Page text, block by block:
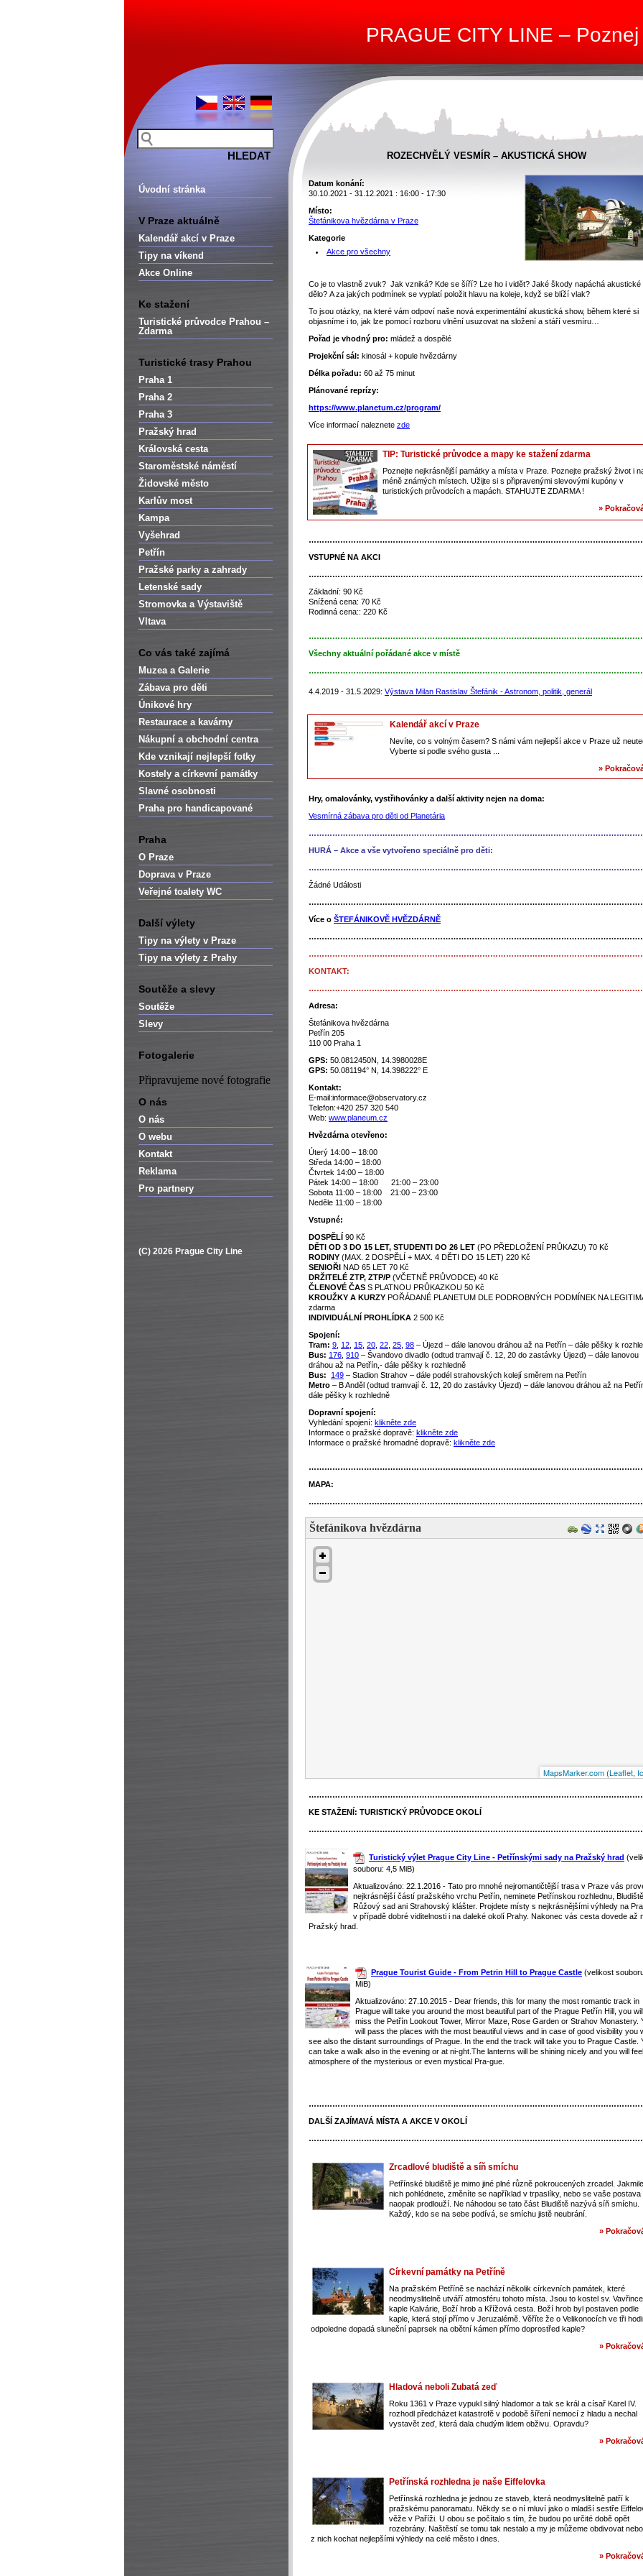
PRAGUE CITY LINE –
Úvodní stránka
V Praze aktuálně
Kalendář akcí v Praze
Tipy na víkend
Akce Online
Ke stažení
Turistické průvodce Prahou –
Zdarma
Turistické trasy Prahou
Praha 1
Praha 2
Praha 3
Pražský hrad
Královská cesta
Staroměstské náměstí
Židovské město
Karlův most
Kampa
Vyšehrad
Petřín
Pražské parky a zahrady
Letenské sady
Stromovka a Výstaviště
Vltava
Co vás také zajímá
Muzea a Galerie
Zábava pro děti
Únikové hry
Restaurace a kavárny
Nákupní a obchodní centra
Kde vznikají nejlepší fotky
Kostely a církevní památky
Slavné osobnosti
Praha pro handicapované
Praha
O Praze
Doprava v Praze
Veřejné toalety WC
Další výlety
Tipy na výlety v Praze
Tipy na výlety z Prahy
Soutěže a slevy
Soutěže
Slevy
Fotogalerie
Připravujeme nové fotografie
O nás
O nás
O webu
Kontakt
Reklama
Pro partnery
(C) 2026 Prague City Line
ROZECHVĚLÝ VESMÍR – AKUSTICKÁ SHOW
Datum konání:
30.10.2021 - 31.12.2021 : 16:00 - 17:30
Místo:
Štefánikova hvězdárna v Praze
Kategorie
Akce pro všechny
Co je to vlastně zvuk? Jak vzniká? Kde se šíří? Lze ho i vidět? Jaké škody napáchá akustické
dělo? A za jakých podmínek se vyplatí položit hlavu na koleje, když se blíží vlak?
To jsou otázky, na které vám odpoví naše nová experimentální akustická show, během které si
objasníme i to, jak lze pomocí rozboru vlnění usuzovat na složení a stáří vesmíru…
Pořad je vhodný pro: mládež a dospělé
Projekční sál: kinosál + kopule hvězdárny
Délka pořadu: 60 až 75 minut
Plánované reprízy:
https://www.planetum.cz/program/
Více informací naleznete zde
TIP: Turistické průvodce a mapy ke stažení zdarma
Poznejte nejkrásnější památky a místa v Praze. Poznejte pražský život i
méně známých místech. Užijte si s připravenými slevovými kupóny v
turistických průvodcích a mapách. STAHUJTE ZDARMA !
»
VSTUPNÉ NA AKCI
Základní: 90 Kč
Snížená cena: 70 Kč
Rodinná cena:: 220 Kč
Všechny aktuální pořádané akce v místě
4.4.2019 - 31.5.2029: Výstava Milan Rastislav Štefánik - Astronom, politik, generál
Kalendář akcí v Praze
Nevíte, co s volným časem? S námi vám nejlepší akce v Praze už
Vyberte si podle svého gusta ...
»
Hry, omalovánky, vystřihovánky a další aktivity nejen na doma:
Vesmírná zábava pro děti od Planetária
HURÁ – Akce a vše vytvořeno speciálně pro děti:
Žádné Události
Více o ŠTEFÁNIKOVĚ HVĚZDÁRNĚ
KONTAKT:
Adresa:
Štefánikova hvězdárna
Petřín 205
110 00 Praha 1
GPS: 50.0812450N, 14.3980028E
GPS: 50.081194° N, 14.398222° E
Kontakt:
E-mail:informace@observatory.cz
Telefon:+420 257 320 540
Web: www.planeum.cz
Hvězdárna otevřeno:
Úterý 14:00 – 18:00
Středa 14:00 – 18:00
Čtvrtek 14:00 – 18:00
Pátek 14:00 – 18:00 21:00 – 23:00
Sobota 11:00 ­­­– 18:00­­­ 21:00 – 23:00
Neděle 11:00 ­­­– 18:00­­­
Vstupné:
DOSPĚLÍ 90 Kč
DĚTI OD 3 DO 15 LET, STUDENTI DO 26 LET (PO PŘEDLOŽENÍ PRŮKAZU) 70 Kč
RODINY (MAX. 2 DOSPĚLÍ + MAX. 4 DĚTI DO 15 LET) 220 Kč
SENIOŘI NAD 65 LET 70 Kč
DRŽITELÉ ZTP, ZTP/P (VČETNĚ PRŮVODCE) 40 Kč
ČLENOVÉ ČAS S PLATNOU PRŮKAZKOU 50 Kč
KROUŽKY A KURZY POŘÁDANÉ PLANETUM DLE PODROBNÝCH PODMÍNEK NA
zdarma
INDIVIDUÁLNÍ PROHLÍDKA 2 500 Kč
Spojení:
Tram: 9 12 15 20 22 25 98 – Újezd – dále lanovou dráhou až na Petřín – dále pěšky k
Bus: 176 910 – Švandovo divadlo (odtud tramvají č. 12, 20 do zastávky Újezd) – dále lanovou
dráhou až na Petřín,- dále pěšky k rozhledně
Bus:
149 – Stadion Strahov – dále podél strahovských kolejí směrem na Petřín
Metro – B Anděl (odtud tramvají č. 12, 20 do zastávky Újezd) – dále lanovou dráhou až na
dále pěšky k rozhledně
Dopravní spojení:
Vyhledání spojení: klikněte zde
Informace o pražské dopravě: klikněte zde
Informace o pražské hromadné dopravě: klikněte zde
MAPA:
Štefánikova hvězdárna
MapsMarker.com (Leaflet,
KE STAŽENÍ: TURISTICKÝ PRŮVODCE OKOLÍ
Turistický výlet Prague City Line - Petřínskými sady na Pražský hrad
souboru: 4,5 MiB)
Aktualizováno: 22.1.2016 - Tato pro mnohé nejromantičtější trasa v Praze vás
nejkrásnější částí pražského vrchu Petřín, neminete Petřínskou rozhlednu,
Růžový sad ani Strahovský klášter. Projdete místy s nejkrásnějšími výhledy na
v případě dobré viditelnosti i na daleké okolí Prahy. Nakonec vás cesta dovede až
Pražský hrad.
Prague Tourist Guide - From Petrin Hill to Prague Castle (velikost
MiB)
Aktualizováno: 27.10.2015 - Dear friends, this for many the most romantic track in
Prague will take you around the most beautiful part of the Prague Petřín Hill, you
miss the Petřín Lookout Tower, Mirror Maze, Rose Garden or Strahov Monastery.
will pass the places with the most beautiful views and in case of good visibility you
see also the distant surroundings of Prague. In the end the track will take you to Prague Castle.
can take a walk also in the evening or at ni-ght.The lanterns will be shining nicely and you will
atmosphere of the mysterious or even mystical Pra-gue.
DALŠÍ ZAJÍMAVÁ MÍSTA A AKCE V OKOLÍ
Zrcadlové bludiště a síň smíchu
Petřínské bludiště je mimo jiné plné různě pokroucených zrcadel.
nich pohlédnete, změníte se například v trpaslíky, nebo se vaše postava
naopak prodlouží. Ne náhodou se tato část Bludiště nazývá síň smíchu.
Každý, kdo se na sebe podívá, se smíchu jistě neubrání.
»
Církevní památky na Petříně
Na pražském Petříně se nachází několik církevních památek, které
neodmyslitelně utváří atmosféru tohoto místa. Jsou to kostel sv.
kaple Kalvárie, Boží hrob a Křížová cesta. Boží hrob byl postaven podle
kaple, která stojí přímo v Jeruzalémě. Věříte že o Velikonocích ve tři
odpoledne dopadá sluneční paprsek na obětní kámen přímo doprostřed kaple?
»
Hladová neboli Zubatá zeď
Roku 1361 v Praze vypukl silný hladomor a tak se král a císař Karel IV.
rozhodl předcházet katastrofě v podobě šíření nemocí z hladu a nechal
vystavět zeď, která dala chudým lidem obživu. Opravdu?
»
Petřínská rozhledna je naše Eiffelovka
Petřínská rozhledna je jednou ze staveb, která neodmyslitelně patří k
pražskému panoramatu. Někdy se o ní mluví jako o mladší sestře
věže v Paříži. U obou se počítalo s tím, že budou po určité době opět
rozebrány. Naštěstí se tomu tak nestalo a my je můžeme obdivovat
z nich kochat nejlepšími výhledy na celé město i dnes.
»